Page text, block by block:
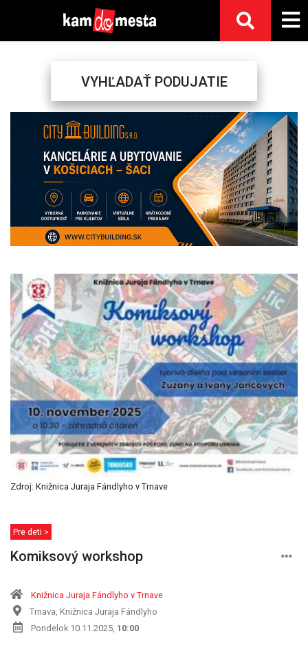
VYHĽADAŤ PODUJATIE
Previous Next
Zdroj: Knižnica Juraja Fándlyho v Trnave
Pre deti >
Komiksový workshop
Knižnica Juraja Fándlyho v Trnave
Trnava, Knižnica Juraja Fándlyho
Pondelok 10.11.2025, 10:00